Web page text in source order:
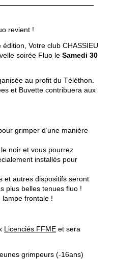
revient !
Votre club CHASSIEU
soirée Fluo le Samedi 30
au profit du Téléthon.
et Buvette contribuera aux
grimper d’une manière
noir et vous pourrez
installés pour
et autres dispositifs seront
plus belles tenues fluo !
lampe frontale !
Licenciés FFME et sera
grimpeurs (-16ans)